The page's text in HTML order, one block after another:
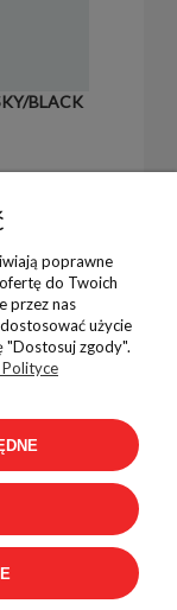
BLACK
poprawne
do Twoich
przez nas
użycie
"Dostosuj zgody".
Polityce